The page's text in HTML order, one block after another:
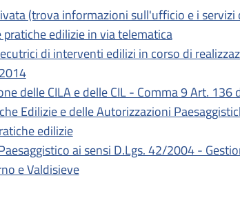
(trova informazioni sull'ufficio e i
pratiche edilizie in via telematica
di interventi edilizi in corso di
delle CILA e delle CIL - Comma 9 Art. 136
Edilizie e delle Autorizzazioni
edilizie
ai sensi D.Lgs. 42/2004 -
e Valdisieve